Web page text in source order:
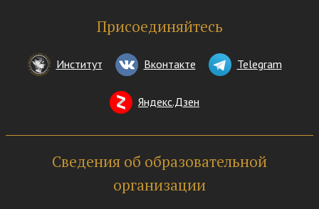
Присоединяйтесь
Институт Вконтакте Telegram
Яндекс.Дзен
Сведения об образовательной
организации